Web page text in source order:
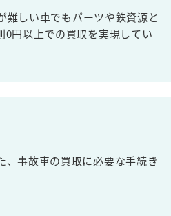
難しい車でもパーツや鉄資源と
0円以上での買取を実現してい
、事故車の買取に必要な手続き